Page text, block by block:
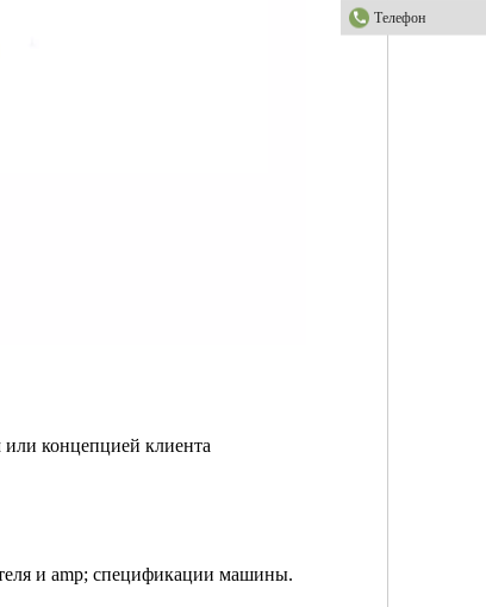
или концепцией клиента
и amp; спецификации машины.
Телефон